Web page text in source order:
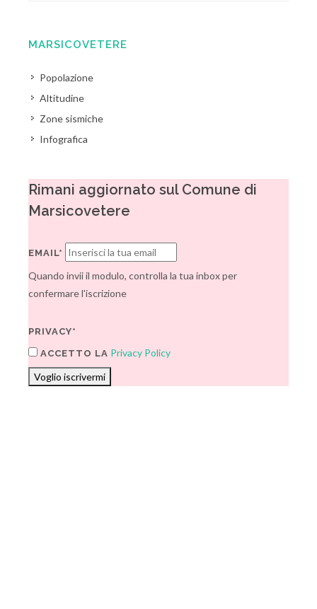
MARSICOVETERE
Popolazione
Altitudine
Zone sismiche
Infografica
Rimani aggiornato sul Comune di
Marsicovetere
EMAIL*
Quando invii il modulo, controlla la tua inbox per
confermare l'iscrizione
PRIVACY*
ACCETTO LA Privacy Policy
Voglio iscrivermi